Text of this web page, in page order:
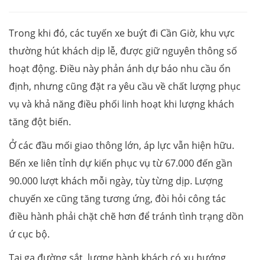
Trong khi đó, các tuyến xe buýt đi Cần Giờ, khu vực
thường hút khách dịp lễ, được giữ nguyên thông số
hoạt động. Điều này phản ánh dự báo nhu cầu ổn
định, nhưng cũng đặt ra yêu cầu về chất lượng phục
vụ và khả năng điều phối linh hoạt khi lượng khách
tăng đột biến.
Ở các đầu mối giao thông lớn, áp lực vẫn hiện hữu.
Bến xe liên tỉnh dự kiến phục vụ từ 67.000 đến gần
90.000 lượt khách mỗi ngày, tùy từng dịp. Lượng
chuyến xe cũng tăng tương ứng, đòi hỏi công tác
điều hành phải chặt chẽ hơn để tránh tình trạng dồn
ứ cục bộ.